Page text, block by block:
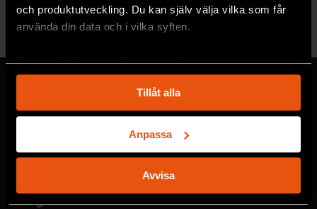
och produktutveckling. Du kan själv välja vilka som får
använda din data och i vilka syften.
Med din tillåtelse skulle vi även vilja:
som kan ha en noggrannhet på upp till flera meter
Identifiera din enhet genom att aktivt skanna den
för specifika kännetecken (fingeravtryck)
Ta reda på mer om hur dina personliga uppgifter
helst från cookie-förklaringen.
Tillåt alla
Anpassa
Avvisa
Se alla utgåvor
Prenumerera på F&F:s
nyhetsbrev här!